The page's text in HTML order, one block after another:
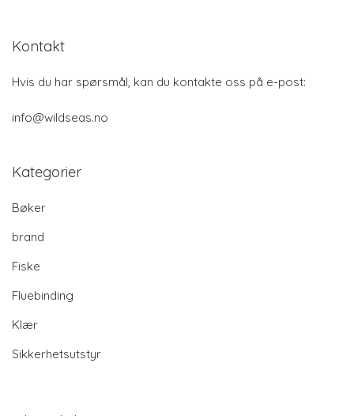
Kontakt
Hvis du har spørsmål, kan du kontakte oss på e-post:
info@wildseas.no
Kategorier
Bøker
brand
Fiske
Fluebinding
Klær
Sikkerhetsutstyr